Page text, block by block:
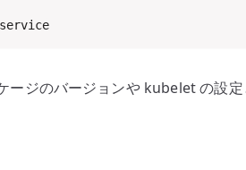
ージのバージョンや kubelet の